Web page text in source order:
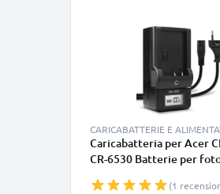
CARICABATTERIE E
Caricabatteria per Acer
CR-6530 Batterie per
(1